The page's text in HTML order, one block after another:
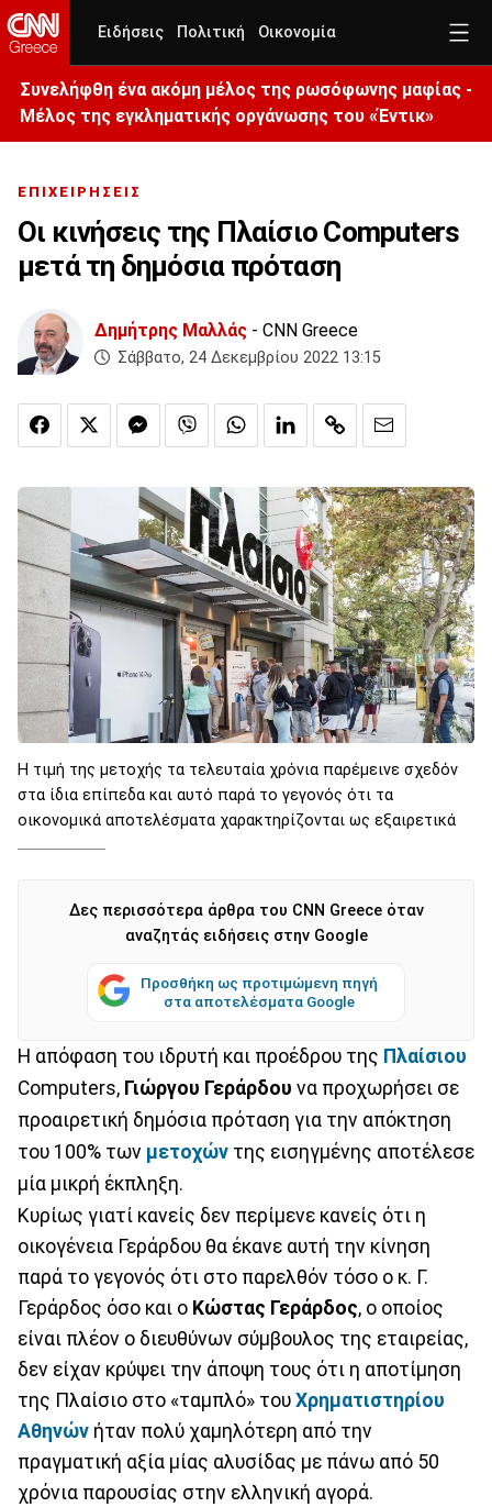
Ειδήσεις Πολιτική Οικονομία
Συνελήφθη ένα ακόμη μέλος της ρωσόφωνης μαφίας -
Μέλος της εγκληματικής οργάνωσης του «Έντικ»
ΕΠΙΧΕΙΡΗΣΕΙΣ
Οι κινήσεις της Πλαίσιο Computers
μετά τη δημόσια πρόταση
Δημήτρης Μαλλάς - CNN Greece
Σάββατο, 24 Δεκεμβρίου 2022 13:15
Η τιμή της μετοχής τα τελευταία χρόνια παρέμεινε σχεδόν
στα ίδια επίπεδα και αυτό παρά το γεγονός ότι τα
οικονομικά αποτελέσματα χαρακτηρίζονται ως εξαιρετικά
Δες περισσότερα άρθρα του CNN Greece όταν
αναζητάς ειδήσεις στην Google
Προσθήκη ως προτιμώμενη πηγή
στα αποτελέσματα Google
Η απόφαση του ιδρυτή και προέδρου της Πλαίσιου
Computers, Γιώργου Γεράρδου να προχωρήσει σε
προαιρετική δημόσια πρόταση για την απόκτηση
του 100% των μετοχών της εισηγμένης αποτέλεσε
μία μικρή έκπληξη.
Κυρίως γιατί κανείς δεν περίμενε κανείς ότι η
οικογένεια Γεράρδου θα έκανε αυτή την κίνηση
παρά το γεγονός ότι στο παρελθόν τόσο ο κ. Γ.
Γεράρδος όσο και ο Κώστας Γεράρδος, ο οποίος
είναι πλέον ο διευθύνων σύμβουλος της εταιρείας,
δεν είχαν κρύψει την άποψη τους ότι η αποτίμηση
της Πλαίσιο στο «ταμπλό» του Χρηματιστηρίου
Αθηνών ήταν πολύ χαμηλότερη από την
πραγματική αξία μίας αλυσίδας με πάνω από 50
χρόνια παρουσίας στην ελληνική αγορά.